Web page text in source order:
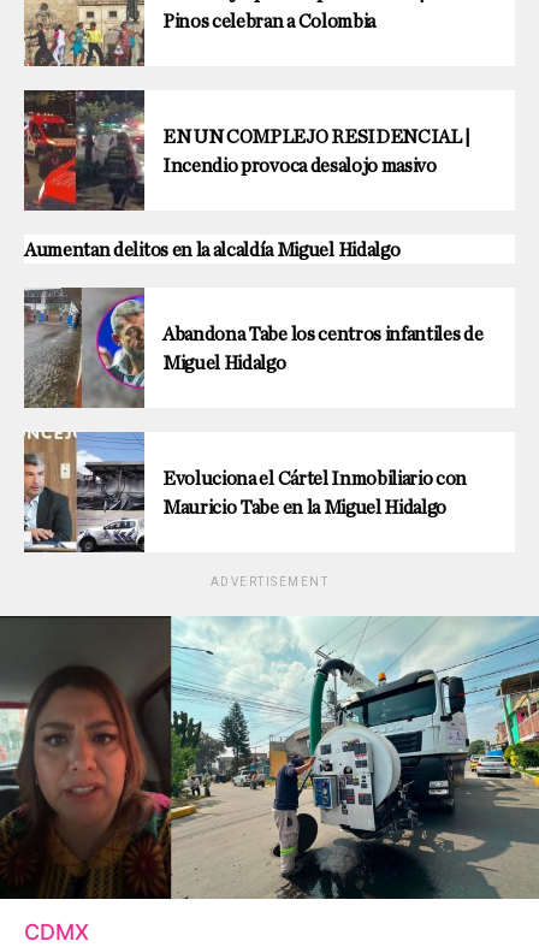
Pinos celebran a Colombia
EN UN COMPLEJO RESIDENCIAL |
Incendio provoca desalojo masivo
Aumentan delitos en la alcaldía Miguel Hidalgo
Abandona Tabe los centros infantiles de
Miguel Hidalgo
Evoluciona el Cártel Inmobiliario con
Mauricio Tabe en la Miguel Hidalgo
ADVERTISEMENT
CDMX